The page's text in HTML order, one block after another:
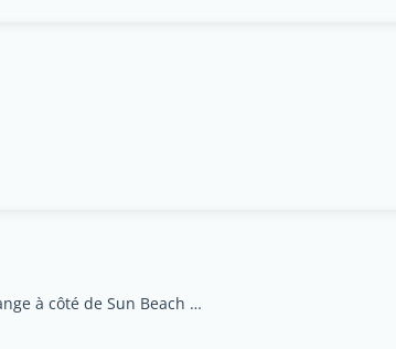
C/1769 Fidjrossè Calvaire Cotonou, Immeuble orange à côté de Sun Beach Hôtel, porte N° 3013, Littoral